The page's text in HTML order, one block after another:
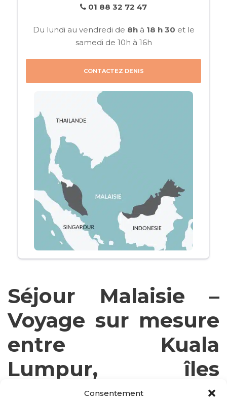
Consentement
01 88 32 72 47
Du lundi au vendredi de 8hà 18 h 30 et le
samedi de 10h à 16h
CONTACTEZ DENIS
Séjour Malaisie –
Voyage sur mesure
entre Kuala
Lumpur, îles
paradisiaques et